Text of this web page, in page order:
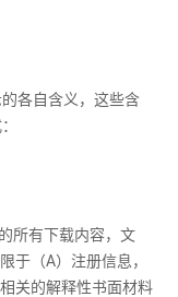
各自含义，这些含
所有下载内容，文
于（A）注册信息，
关的解释性书面材料